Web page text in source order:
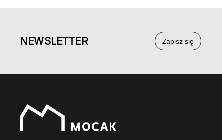
Zapisz się
NEWSLETTER